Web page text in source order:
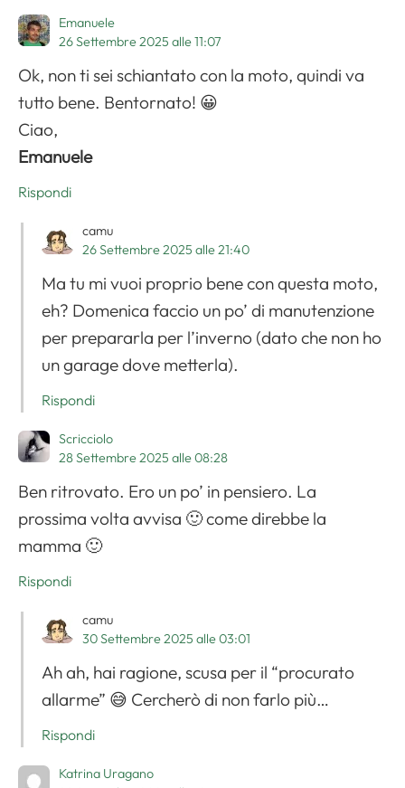
Emanuele
26 Settembre 2025 alle 11:07
Ok, non ti sei schiantato con la moto, quindi va
tutto bene. Bentornato! 😀
Ciao,
Emanuele
Rispondi
camu
26 Settembre 2025 alle 21:40
Ma tu mi vuoi proprio bene con questa moto,
eh? Domenica faccio un po’ di manutenzione
per prepararla per l’inverno (dato che non ho
un garage dove metterla).
Rispondi
Scricciolo
28 Settembre 2025 alle 08:28
Ben ritrovato. Ero un po’ in pensiero. La
prossima volta avvisa 🙂 come direbbe la
mamma 🙂
Rispondi
camu
30 Settembre 2025 alle 03:01
Ah ah, hai ragione, scusa per il “procurato
allarme” 😅 Cercherò di non farlo più…
Rispondi
Katrina Uragano